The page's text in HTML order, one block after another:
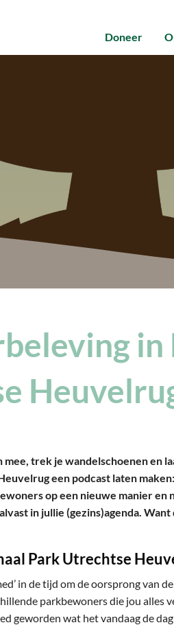
Doneer
in
trek je wandelschoenen en
een podcast laten
op een nieuwe manier en
in jullie (gezins)agenda.
Park Utrechtse
in de tijd om de oorsprong van
parkbewoners die jou alles
geworden wat het vandaag de